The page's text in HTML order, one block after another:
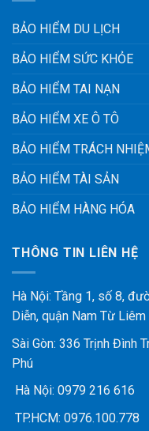
BẢO HIỂM DU LỊCH
BẢO HIỂM SỨC KHỎE
BẢO HIỂM TAI NẠN
BẢO HIỂM XE Ô TÔ
BẢO HIỂM TRÁCH
BẢO HIỂM TÀI SẢN
BẢO HIỂM HÀNG HÓA
THÔNG TIN LIÊN HỆ
Hà Nội: Tầng 1, số 8,
Diễn, quận Nam Từ Liêm
Sài Gòn: 336 Trịnh Đình
Phú
Hà Nội: 0979 216 616
TP.HCM: 0976.100.778